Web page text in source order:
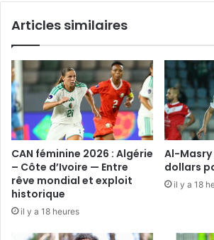
Articles similaires
CAN féminine 2026 : Algérie
– Côte d’Ivoire — Entre
rêve mondial et exploit
historique
il y a 18 heures
Al-
dollars
il y a 18